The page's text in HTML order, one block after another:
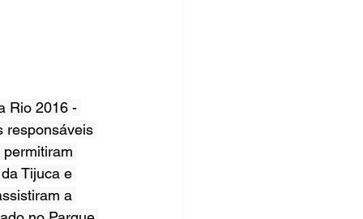
Rio 2016 -
responsáveis
Tijuca e
a